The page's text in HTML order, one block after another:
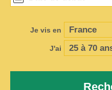
Je vis en
J'ai